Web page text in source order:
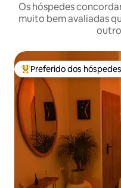
Os hóspedes
muito bem avaliadas
Entre os melhores
Preferido dos hóspedes